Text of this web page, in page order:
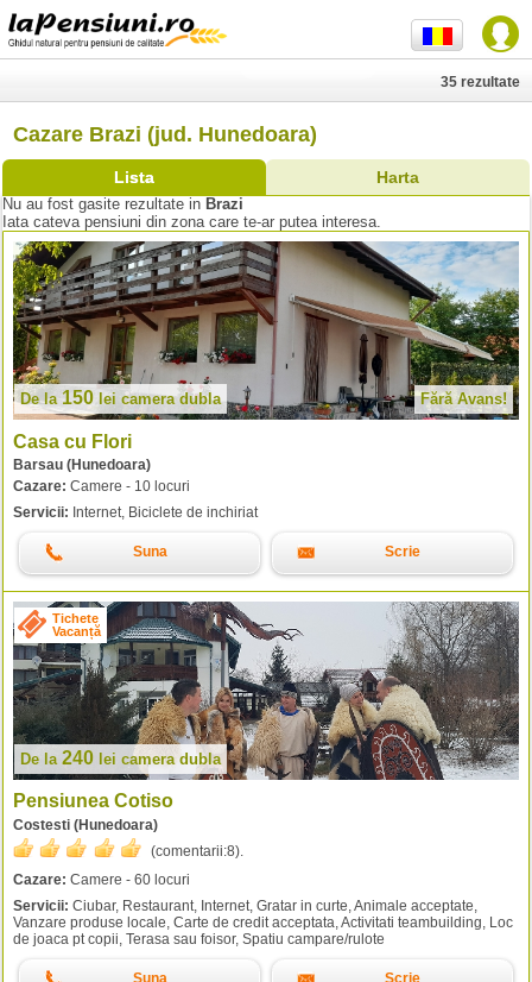
Cazare Brazi (jud. Hunedoara)
Lista Harta
35 rezultate
Nu au fost gasite rezultate in Brazi
Iata cateva pensiuni din zona care te-ar putea interesa.
De la 150 lei camera dubla Fără Avans!
Casa cu Flori
Barsau (Hunedoara)
Cazare: Camere - 10 locuri
Servicii: Internet, Biciclete de inchiriat
Suna Scrie
Tichete
Vacanță
De la 240 lei camera dubla
Pensiunea Cotiso
Costesti (Hunedoara)
(comentarii:8).
Cazare: Camere - 60 locuri
Servicii: Ciubar, Restaurant, Internet, Gratar in curte, Animale acceptate,
Vanzare produse locale, Carte de credit acceptata, Activitati teambuilding, Loc
de joaca pt copii, Terasa sau foisor, Spatiu campare/rulote
Suna Scrie